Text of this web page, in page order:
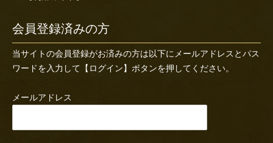
会員登録済みの方
当サイトの会員登録がお済みの方は以下にメールアドレスとパス
ワードを入力して【ログイン】ボタンを押してください。
メールアドレス